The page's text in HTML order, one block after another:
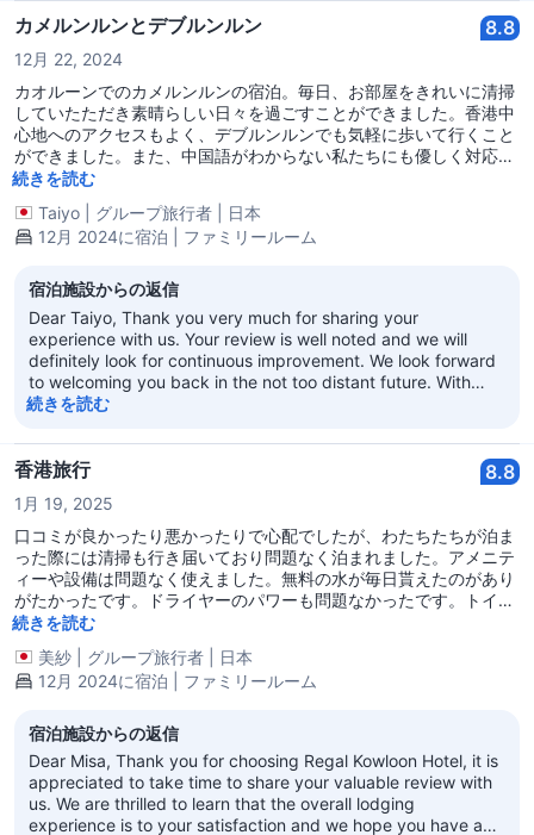
the relevant teams to continuously enhance our service
management of room tidiness and hygiene, with the
unwavering determination to guarantee a comfortable and
impeccably clean environment for every guest.We look
forward to welcoming you back, giving us the opportunity to
provide you with an even higher-quality experience. Thank
you for your support. Best regards, Regal Kowloon Hotel
カメルンルンとデブルンルン 8.8
12月 22, 2024
カオルーンでのカメルンルンの宿泊。毎日、お部屋をきれいに清掃
していたただき素晴らしい日々を過ごすことができました。香港中
心地へのアクセスもよく、デブルンルンでも気軽に歩いて行くこと
ができました。また、中国語がわからない私たちにも優しく対応し
ていただきました。他の方にもおすすめしたいです。
続きを読む
Taiyo
グループ旅行者
日本
12月 2024に宿泊 | ファミリールーム
宿泊施設からの返信
Dear Taiyo, Thank you very much for sharing your
experience with us. Your review is well noted and we will
definitely look for continuous improvement. We look forward
to welcoming you back in the not too distant future. With
best regards Regal Kowloon Hotel
続きを読む
香港旅行 8.8
1月 19, 2025
口コミが良かったり悪かったりで心配でしたが、わたちたちが泊ま
った際には清掃も行き届いており問題なく泊まれました。アメニテ
ィーや設備は問題なく使えました。無料の水が毎日貰えたのがあり
がたかったです。ドライヤーのパワーも問題なかったです。トイレ
が流しにくいぐらいですかね。水回りも綺麗でした。
続きを読む
美紗
グループ旅行者
日本
12月 2024に宿泊 | ファミリールーム
宿泊施設からの返信
Dear Misa, Thank you for choosing Regal Kowloon Hotel, it is
appreciated to take time to share your valuable review with
us. We are thrilled to learn that the overall lodging
experience is to your satisfaction and we hope you have a